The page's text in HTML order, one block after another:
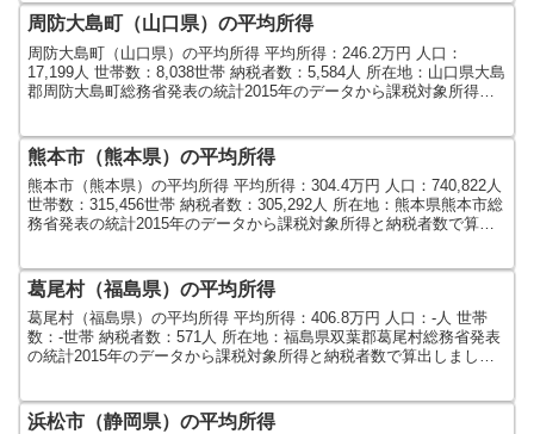
周防大島町（山口県）の平均所得
周防大島町（山口県）の平均所得 平均所得：246.2万円 人口：
17,199人 世帯数：8,038世帯 納税者数：5,584人 所在地：山口県大島
郡周防大島町総務省発表の統計2015年のデータから課税対象所得と
熊本市（熊本県）の平均所得
熊本市（熊本県）の平均所得 平均所得：304.4万円 人口：740,822人
世帯数：315,456世帯 納税者数：305,292人 所在地：熊本県熊本市総
務省発表の統計2015年のデータから課税対象所得と納税者数で算出
葛尾村（福島県）の平均所得
葛尾村（福島県）の平均所得 平均所得：406.8万円 人口：-人 世帯
数：-世帯 納税者数：571人 所在地：福島県双葉郡葛尾村総務省発表
の統計2015年のデータから課税対象所得と納税者数で算出しまし
浜松市（静岡県）の平均所得